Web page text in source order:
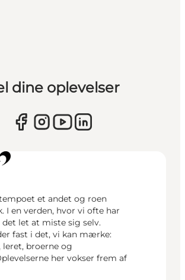
dine oplevelser
et andet og roen
I en verden, hvor vi ofte har
let at miste sig selv.
fast i det, vi kan mærke:
leret, broerne og
her vokser frem af